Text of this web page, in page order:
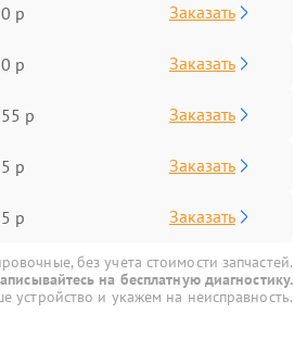
р Заказать
р Заказать
р Заказать
р Заказать
р Заказать
без учета стоимости запчастей.
на бесплатную диагностику.
устройство и укажем на неисправность.